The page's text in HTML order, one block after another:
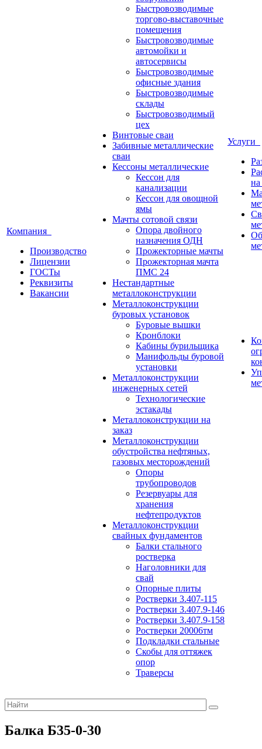
Компания
Производство
Лицензии
ГОСТы
Реквизиты
Вакансии
Быстровозводимые
торгово-выставочные
помещения
Быстровозводимые
автомойки и
автосервисы
Быстровозводимые
офисные здания
Быстровозводимые
склады
Быстровозводимый
цех
Винтовые сваи
Забивные металлические
сваи
Кессоны металлические
Кессон для
канализации
Кессон для овощной
ямы
Мачты сотовой связи
Опора двойного
назначения ОДН
Прожекторные мачты
Прожекторная мачта
ПМС 24
Нестандартные
металлоконструкции
Металлоконструкции
буровых установок
Буровые вышки
Кронблоки
Кабины бурильщика
Манифольды буровой
установки
Металлоконструкции
инженерных сетей
Технологические
эстакады
Металлоконструкции на
заказ
Металлоконструкции
обустройства нефтяных,
газовых месторождений
Опоры
трубопроводов
Резервуары для
хранения
нефтепродуктов
Металлоконструкции
свайных фундаментов
Балки стального
ростверка
Наголовники для
свай
Опорные плиты
Ростверки 3.407-115
Ростверки 3.407.9-146
Ростверки 3.407.9-158
Ростверки 20006тм
Подкладки стальные
Скобы для оттяжек
опор
Траверсы
Услуги
Балка Б35-0-30